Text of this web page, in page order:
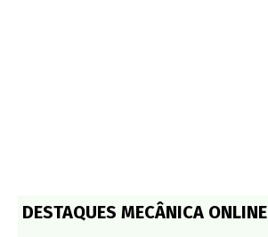
DESTAQUES MECÂNICA ONLINE